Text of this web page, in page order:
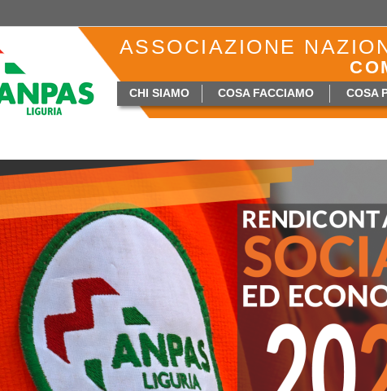
ASSOCIAZIONE
CHI SIAMO COSA FACCIAMO COSA